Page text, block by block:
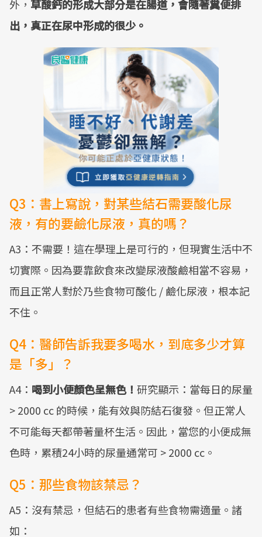
外， 草酸鈣的形成大部分是在腸道，會隨著糞便排
出，真正在尿中形成的很少。
Q3：書上寫說，對某些結石需要酸化尿
液，有的要鹼化尿液，真的嗎？
A3：不需要！這在學理上是可行的，但現實生活中不
切實際。因為要靠飲食來改變尿液酸鹼相當不容易，
而且正常人對於乃些食物可酸化 / 鹼化尿液，根本記
不住。
Q4：醫師告訴我要多喝水，到底多少才算
是「多」？
A4： 喝到小便顏色呈無色！ 研究顯示：當每日的尿量
> 2000 cc 的時候，能有效與防結石復發。但正常人
不可能每天都帶著量杯生活。因此，當您的小便成無
色時，累積24小時的尿量通常可 > 2000 cc。
Q5：那些食物該禁忌？
A5：沒有禁忌，但結石的患者有些食物需適量。諸
如：